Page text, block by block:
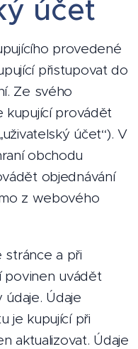
účet
provedené
přistupovat do
Ze svého
kupující provádět
účet“). V
obchodu
objednávání
z webového
stránce a při
povinen uvádět
Údaje
je kupující při
aktualizovat. Údaje